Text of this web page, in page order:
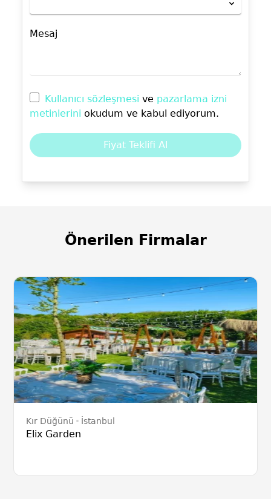
Mesaj
Kullanıcı sözleşmesi ve pazarlama izni
metinlerini okudum ve kabul ediyorum.
Fiyat Teklifi Al
Önerilen Firmalar
Kır Düğünü İstanbul
Elix Garden